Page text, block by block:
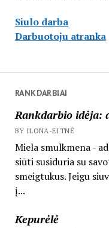
Siulo darba
Darbuotoju atranka
RANKDARBIAI
Rankdarbio idėja:
BY ILONA-EITNĖ
Miela smulkmena -
siūti susiduria su
smeigtukus. Jeigu
į...
Kepurėlė